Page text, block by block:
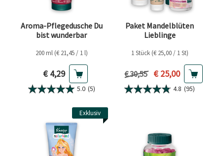
Aroma-Pflegedusche Du
bist wunderbar
200 ml (€ 21,45 / 1 l)
Aktueller Preis
€ 4,29
5.0 (5)
Paket Mandelblüten
Lieblinge
1 Stück (€ 25,00 / 1 St)
Vorheriger Preis
€ 30,55 Aktueller Preis
€ 25,00
4.8 (95)
Exklusiv